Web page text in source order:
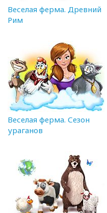
Веселая ферма. Древний
Рим
Веселая ферма. Сезон
ураганов